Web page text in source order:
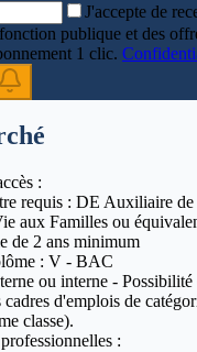
J'accepte de
publique et des
1 clic.
:
requis : DE Auxiliaire
aux Familles ou
de 2 ans minimum
: V - BAC
ou interne - Possibilité
d'emplois de
classe).
: